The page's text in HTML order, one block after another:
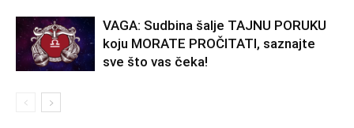
VAGA: Sudbina šalje TAJNU PORUKU
koju MORATE PROČITATI, saznajte
sve što vas čeka!